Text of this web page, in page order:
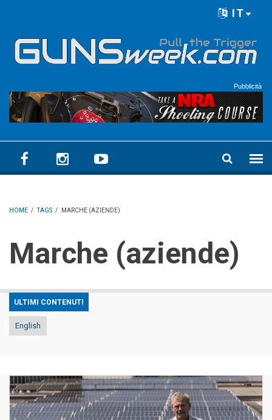
IT
Pubblicità
HOME / TAGS / MARCHE (AZIENDE)
Marche (aziende)
ULTIMI CONTENUTI
English